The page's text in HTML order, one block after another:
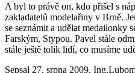
A byl to právě on, kdo přišel s
zakladatelů modelařiny v Brně.
se seznámit a udělat medailonky
Farským, Stypou. Pavel stále
stále ještě tolik lidí, co musíme
Sepsal 27. srpna 2009,